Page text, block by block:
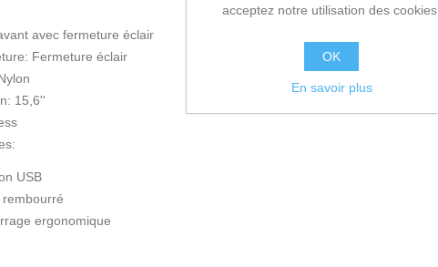
avec fermeture éclair
Fermeture éclair
15,6''
USB
ergonomique
acceptez notre utilisation des cookies.
OK
En savoir plus